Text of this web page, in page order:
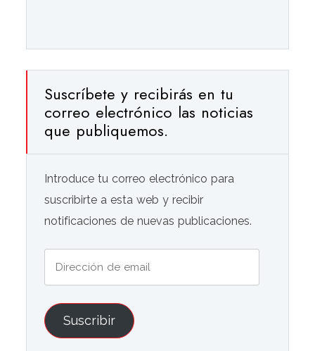
Suscríbete y recibirás en tu
correo electrónico las noticias
que publiquemos.
Introduce tu correo electrónico para
suscribirte a esta web y recibir
notificaciones de nuevas publicaciones.
email
Suscribir